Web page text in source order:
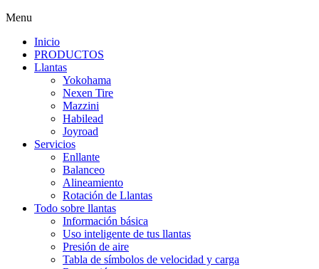
Menu
Inicio
PRODUCTOS
Llantas
Yokohama
Nexen Tire
Mazzini
Habilead
Joyroad
Servicios
Enllante
Balanceo
Alineamiento
Rotación de Llantas
Todo sobre llantas
Información básica
Uso inteligente de tus llantas
Presión de aire
Tabla de símbolos de velocidad y carga